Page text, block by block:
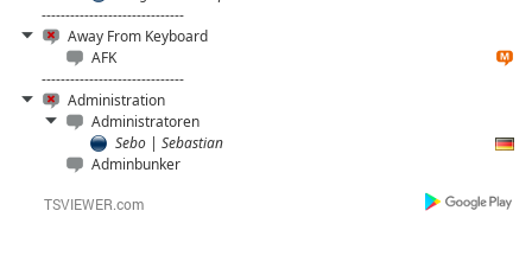
------------------------------
Away From Keyboard
AFK
------------------------------
Administration
Administratoren
Sebo | Sebastian
Adminbunker